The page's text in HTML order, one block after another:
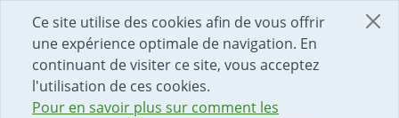
Ce site utilise des cookies afin de vous offrir
une expérience optimale de navigation. En
continuant de visiter ce site, vous acceptez
l'utilisation de ces cookies.
Pour en savoir plus sur comment les
DÉBUT DU CONTENU DE LA PAGE
ACCÈS AU CHAMP DE RECHERCHE
PAGE D'ACCUEIL
FORMULAIRE DE CONTACT